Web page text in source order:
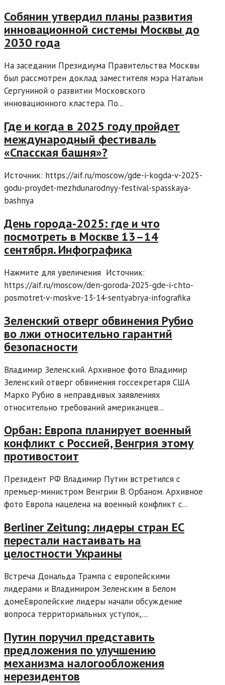
Собянин утвердил планы развития
инновационной системы Москвы до
2030 года
На заседании Президиума Правительства Москвы
был рассмотрен доклад заместителя мэра Натальи
Сергуниной о развитии Московского
инновационного кластера. По...
Где и когда в 2025 году пройдет
международный фестиваль
«Спасская башня»?
Источник: https://aif.ru/moscow/gde-i-kogda-v-2025-
godu-proydet-mezhdunarodnyy-festival-spasskaya-
bashnya
День города-2025: где и что
посмотреть в Москве 13–14
сентября. Инфографика
Нажмите для увеличения Источник:
https://aif.ru/moscow/den-goroda-2025-gde-i-chto-
posmotret-v-moskve-13-14-sentyabrya-infografika
Зеленский отверг обвинения Рубио
во лжи относительно гарантий
безопасности
Владимир Зеленский. Архивное фото Владимир
Зеленский отверг обвинения госсекретаря США
Марко Рубио в неправдивых заявлениях
относительно требований американцев...
Орбан: Европа планирует военный
конфликт с Россией, Венгрия этому
противостоит
Президент РФ Владимир Путин встретился с
премьер-министром Венгрии В. Орбаном. Архивное
фото Европа нацелена на военный конфликт с...
Berliner Zeitung: лидеры стран ЕС
перестали настаивать на
целостности Украины
Встреча Дональда Трампа с европейскими
лидерами и Владимиром Зеленским в Белом
домеЕвропейские лидеры начали обсуждение
вопроса территориальных уступок,...
Путин поручил представить
предложения по улучшению
механизма налогообложения
нерезидентов